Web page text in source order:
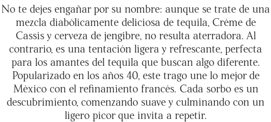
No te dejes engañar por su nombre: aunque se trate de una
mezcla diabólicamente deliciosa de tequila, Crème de
Cassis y cerveza de jengibre, no resulta aterradora. Al
contrario, es una tentación ligera y refrescante, perfecta
para los amantes del tequila que buscan algo diferente.
Popularizado en los años 40, este trago une lo mejor de
México con el refinamiento francés. Cada sorbo es un
descubrimiento, comenzando suave y culminando con un
ligero picor que invita a repetir.